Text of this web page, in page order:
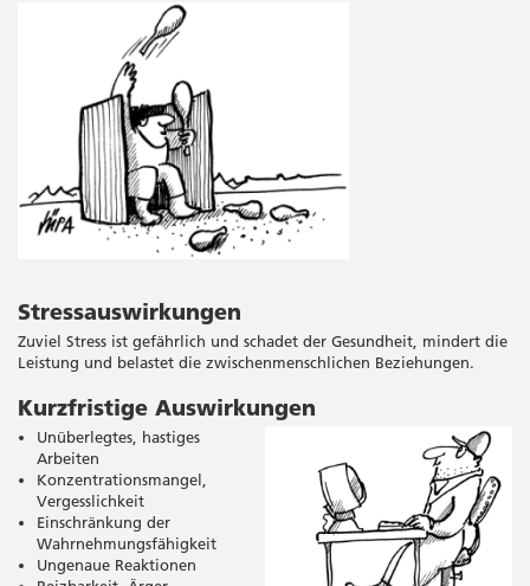
Stressauswirkungen
Zuviel Stress ist gefährlich und schadet der Gesundheit, mindert die
Leistung und belastet die zwischenmenschlichen Beziehungen.
Kurzfristige Auswirkungen
Unüberlegtes, hastiges
Arbeiten
Konzentrationsmangel,
Vergesslichkeit
Einschränkung der
Wahrnehmungsfähigkeit
Ungenaue Reaktionen